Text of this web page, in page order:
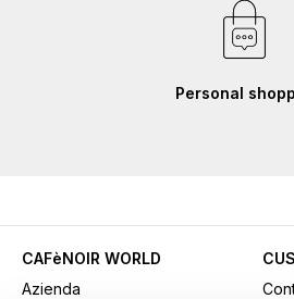
Personal
CAFèNOIR WORLD
Azienda